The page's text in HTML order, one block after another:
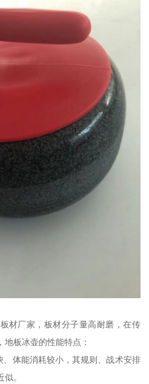
材厂家，板材分子量高耐磨，在传
板冰壶的性能特点：
、体能消耗较小，其规则、战术安排
。